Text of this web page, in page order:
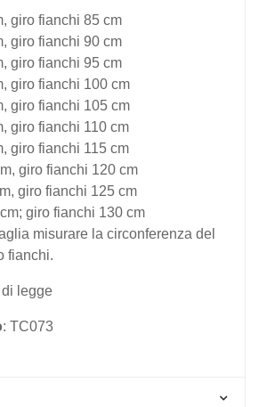
giro fianchi 85 cm
giro fianchi 90 cm
giro fianchi 95 cm
giro fianchi 100 cm
giro fianchi 105 cm
giro fianchi 110 cm
giro fianchi 115 cm
giro fianchi 120 cm
giro fianchi 125 cm
giro fianchi 130 cm
misurare la circonferenza del
fianchi.
legge
: TC073